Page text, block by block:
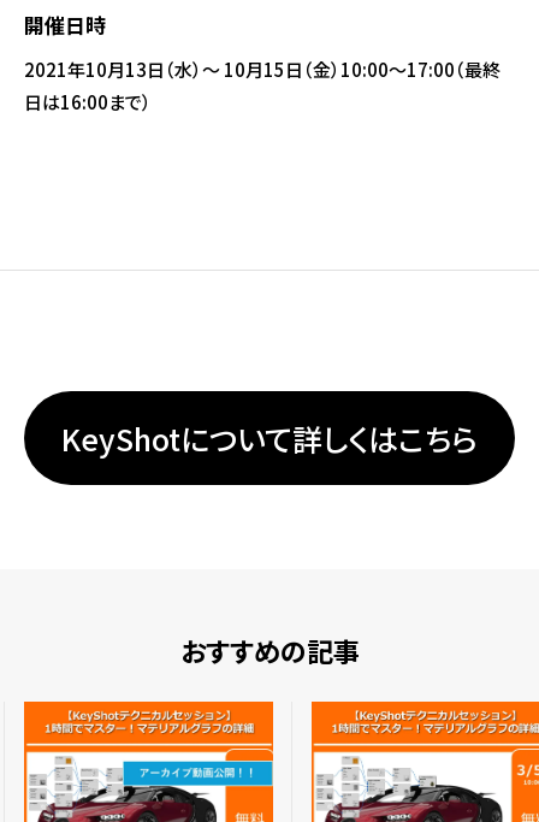
開催日時
2021年10月13日（水）～ 10月15日（金）10:00～17:00（最終
日は16:00まで）
KeyShotについて詳しくはこちら
おすすめの記事